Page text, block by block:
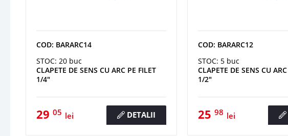
COD: BARARC14
STOC: 20 buc
CLAPETE DE SENS CU ARC PE FILET
1/4"
29 05 lei DETALII
COD: BARARC12
STOC: 5 buc
CLAPETE DE SENS CU
1/2"
25 98 lei